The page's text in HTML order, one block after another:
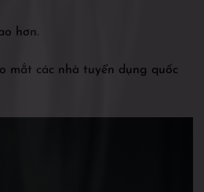
hơn.
mắt các nhà tuyển dụng quốc